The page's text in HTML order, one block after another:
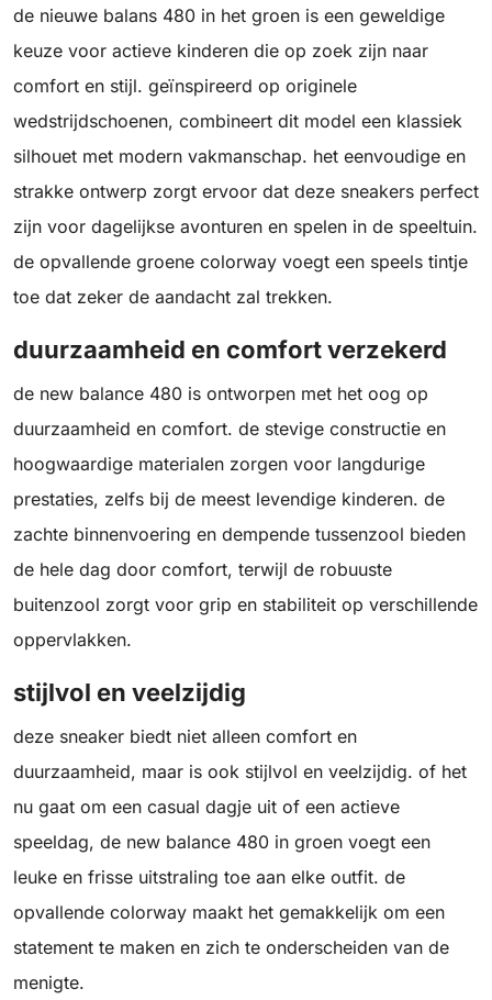
de nieuwe balans 480 in het groen is een geweldige
keuze voor actieve kinderen die op zoek zijn naar
comfort en stijl. geïnspireerd op originele
wedstrijdschoenen, combineert dit model een klassiek
silhouet met modern vakmanschap. het eenvoudige en
strakke ontwerp zorgt ervoor dat deze sneakers perfect
zijn voor dagelijkse avonturen en spelen in de speeltuin.
de opvallende groene colorway voegt een speels tintje
toe dat zeker de aandacht zal trekken.
duurzaamheid en comfort verzekerd
de new balance 480 is ontworpen met het oog op
duurzaamheid en comfort. de stevige constructie en
hoogwaardige materialen zorgen voor langdurige
prestaties, zelfs bij de meest levendige kinderen. de
zachte binnenvoering en dempende tussenzool bieden
de hele dag door comfort, terwijl de robuuste
buitenzool zorgt voor grip en stabiliteit op verschillende
oppervlakken.
stijlvol en veelzijdig
deze sneaker biedt niet alleen comfort en
duurzaamheid, maar is ook stijlvol en veelzijdig. of het
nu gaat om een casual dagje uit of een actieve
speeldag, de new balance 480 in groen voegt een
leuke en frisse uitstraling toe aan elke outfit. de
opvallende colorway maakt het gemakkelijk om een
statement te maken en zich te onderscheiden van de
menigte.